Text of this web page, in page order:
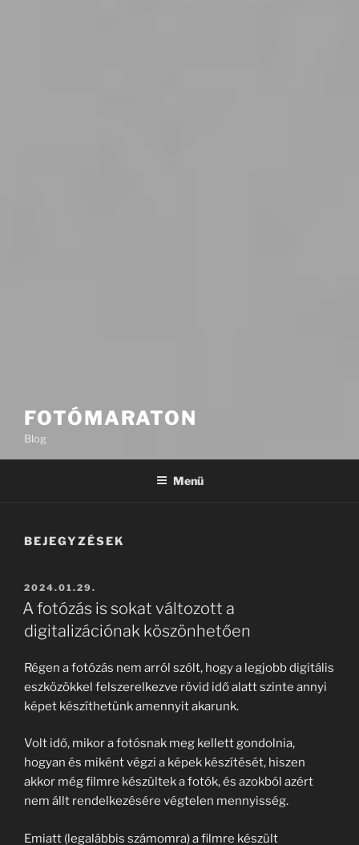
FOTÓMARATON
Blog
Menü
BEJEGYZÉSEK
BEKÜLDVE:
2024.01.29.
A fotózás is sokat változott a
digitalizációnak köszönhetően
Régen a fotózás nem arról szólt, hogy a legjobb digitális
eszközökkel felszerelkezve rövid idő alatt szinte annyi
képet készíthetünk amennyit akarunk.
Volt idő, mikor a fotósnak meg kellett gondolnia,
hogyan és miként végzi a képek készítését, hiszen
akkor még filmre készültek a fotók, és azokból azért
nem állt rendelkezésére végtelen mennyisség.
Emiatt (legalábbis számomra) a filmre készült